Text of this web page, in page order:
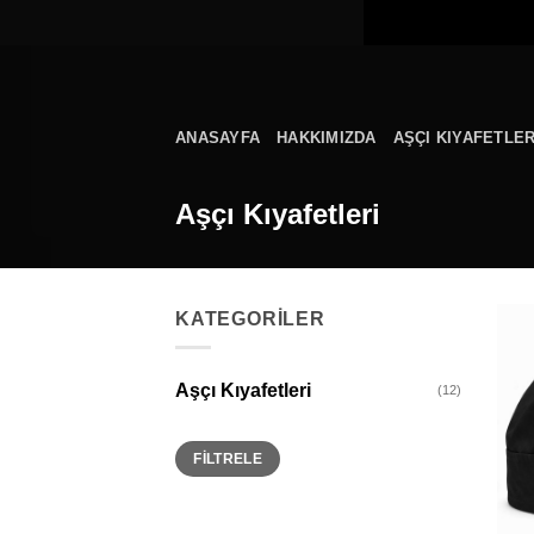
ANASAYFA HAKKIMIZDA AŞÇI KIYAFETLERI
Aşçı Kıyafetleri
KATEGORİLER
Aşçı Kıyafetleri (12)
En
düşük
fiyat
En
yüksek
fiyat
FILTRELE